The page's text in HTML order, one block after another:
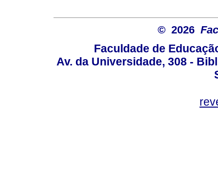
© 2026
Faculdade de
Av. da Universidade, 308 -